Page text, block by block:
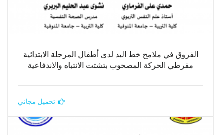
الفروق في ملامح خط اليد لدى أطفال المرحلة الابتدائية
مفرطي الحركة المصحوب بتشتت الانتباه والاندفاعية
تحميل مجاني